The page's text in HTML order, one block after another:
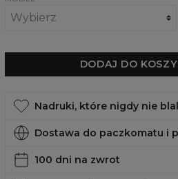
DODAJ DO
Nadruki, które nigdy nie
Dostawa do paczkomatu i
100 dni na zwrot